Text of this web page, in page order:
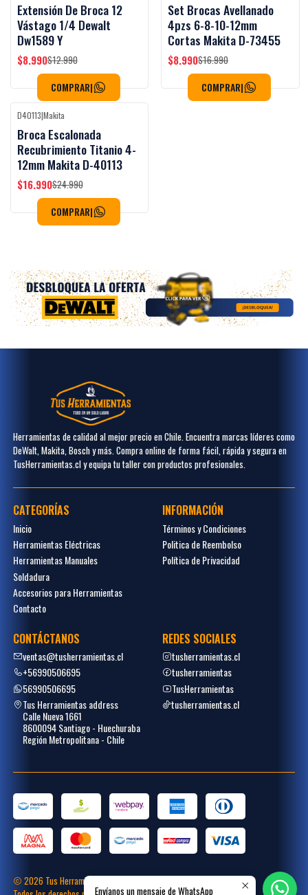
Extensión De Broca 12
Vástago 1/4 Dewalt
Dw1589 Y
$8.990$12.990
COMPRAR|
Set Brocas Avellanado
4pzs 6-8-10-12mm
Cortas Makita D-73455
$8.990$16.990
COMPRAR|
-32%OFF
D40113|Makita
Broca Escalonada
Recubrimiento Titanio 4-
12mm Makita D-40113
$16.990$24.990
COMPRAR|
Herramientas de calidad al mejor precio en Chile. Encuentra marcas líderes como
DeWalt, Makita, Bosch y más. Compra online de forma fácil, rápida y segura en
TusHerramientas.cl y equipa tu taller con productos profesionales.
CATEGORÍAS
Inicio
Herramientas Eléctricas
Herramientas Manuales
Soldadura
Accesorios para Herramientas
Contacto
INFORMACIÓN
Términos y Condiciones
Politica de Reembolso
Política de Privacidad
CONTÁCTANOS
ventas@tusherramientas.cl
+56990506695
56990506695
Tus Herramientas address
Calle Nueva 1661
8600094 Santiago - Huechuraba
Región Metropolitana - Chile
REDES SOCIALES
tusherramientas.cl
tusherramientas
TusHerramientas
tusherramientas.cl
2026 Tus Herramientas.
Envíanos un mensaje de WhatsApp